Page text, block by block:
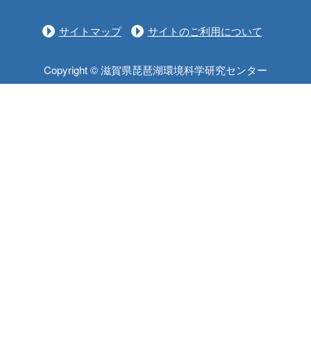
サイトマップ サイトのご利用について
Copyright © 滋賀県琵琶湖環境科学研究センター